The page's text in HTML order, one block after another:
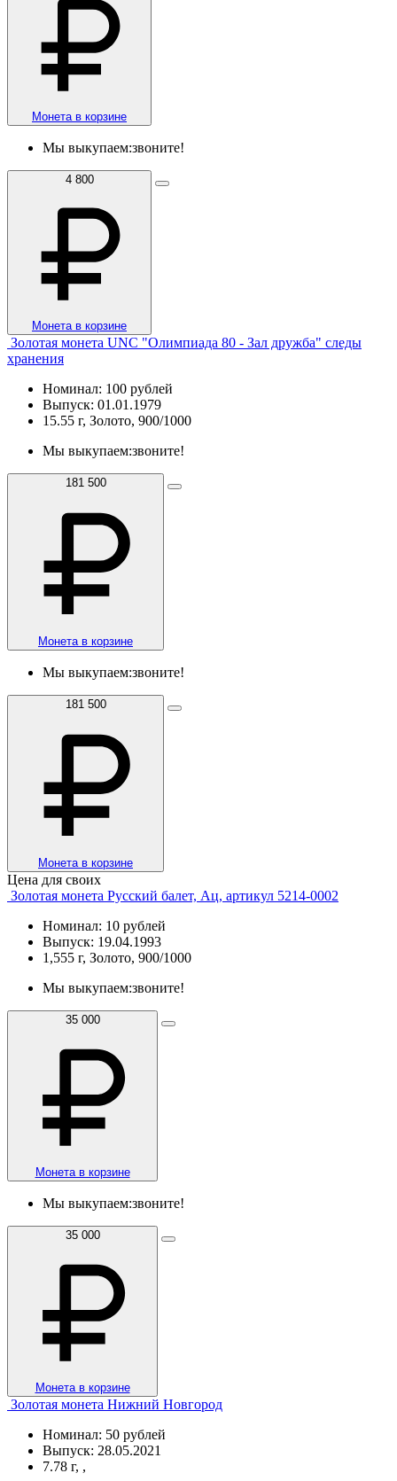
Монета в корзине
Мы выкупаем:звоните!
4 800
Монета в корзине
Золотая монета UNC "Олимпиада 80 - Зал дружба" следы
хранения
Номинал: 100 рублей
Выпуск: 01.01.1979
15.55 г, Золото, 900/1000
Мы выкупаем:звоните!
181 500
Монета в корзине
Мы выкупаем:звоните!
181 500
Монета в корзине
Цена для своих
Золотая монета Русский балет, Ац, артикул 5214-0002
Номинал: 10 рублей
Выпуск: 19.04.1993
1,555 г, Золото, 900/1000
Мы выкупаем:звоните!
35 000
Монета в корзине
Мы выкупаем:звоните!
35 000
Монета в корзине
Золотая монета Нижний Новгород
Номинал: 50 рублей
Выпуск: 28.05.2021
7.78 г, ,